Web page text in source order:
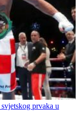
prvaka u